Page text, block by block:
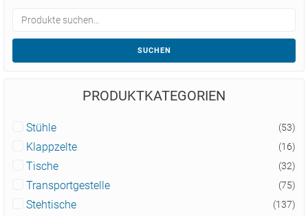
SUCHEN
PRODUKTKATEGORIEN
Stühle (53)
Klappzelte (16)
Tische (32)
Transportgestelle (75)
Stehtische (137)